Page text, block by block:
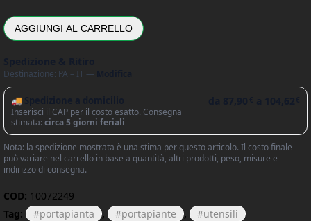
AGGIUNGI AL CARRELLO
Destinazione: PA – IT —
🚚 Spedizione a domicilio
Inserisci il CAP per il costo esatto. Consegna
stimata: circa 5 giorni feriali
Nota: la spedizione mostrata è una stima per questo articolo. Il costo finale
può variare nel carrello in base a quantità, altri prodotti, peso, misure e
indirizzo di consegna.
COD: 10072249
Tag:
portapianta , portapiante , utensili